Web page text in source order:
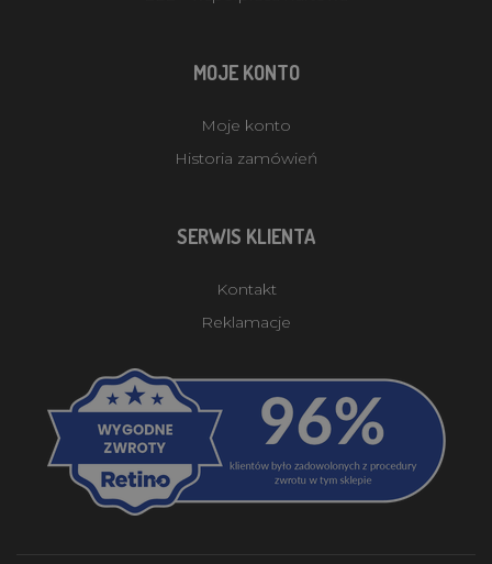
MOJE KONTO
Moje konto
Historia zamówień
SERWIS KLIENTA
Kontakt
Reklamacje